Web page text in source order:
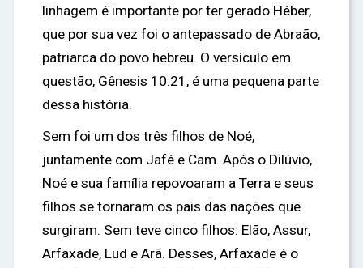
linhagem é importante por ter gerado Héber,
que por sua vez foi o antepassado de Abraão,
patriarca do povo hebreu. O versículo em
questão, Gênesis 10:21, é uma pequena parte
dessa história.
Sem foi um dos três filhos de Noé,
juntamente com Jafé e Cam. Após o Dilúvio,
Noé e sua família repovoaram a Terra e seus
filhos se tornaram os pais das nações que
surgiram. Sem teve cinco filhos: Elão, Assur,
Arfaxade, Lud e Arã. Desses, Arfaxade é o